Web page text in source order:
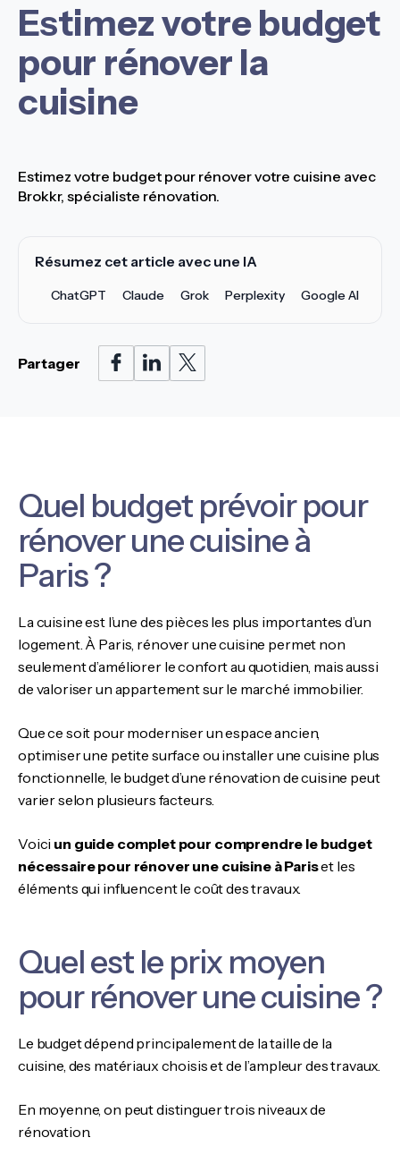
Estimez votre budget
pour rénover la
cuisine
Estimez votre budget pour rénover votre cuisine avec
Brokkr, spécialiste rénovation.
Résumez cet article avec une IA
ChatGPT Claude Grok Perplexity Google AI
Partager
Quel budget prévoir pour
rénover une cuisine à
Paris ?
La cuisine est l’une des pièces les plus importantes d’un
logement. À Paris, rénover une cuisine permet non
seulement d’améliorer le confort au quotidien, mais aussi
de valoriser un appartement sur le marché immobilier.
Que ce soit pour moderniser un espace ancien,
optimiser une petite surface ou installer une cuisine plus
fonctionnelle, le budget d’une rénovation de cuisine peut
varier selon plusieurs facteurs.
Voici un guide complet pour comprendre le budget
nécessaire pour rénover une cuisine à Pariset les
éléments qui influencent le coût des travaux.
Quel est le prix moyen
pour rénover une cuisine ?
Le budget dépend principalement de la taille de la
cuisine, des matériaux choisis et de l’ampleur des travaux.
En moyenne, on peut distinguer trois niveaux de
rénovation.